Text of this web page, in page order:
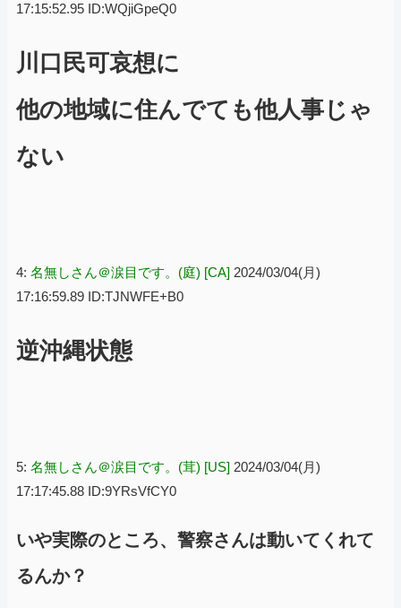
17:15:52.95 ID:WQjiGpeQ0
川口民可哀想に
他の地域に住んでても他人事じゃ
ない
4: 名無しさん＠涙目です。(庭) [CA] 2024/03/04(月)
17:16:59.89 ID:TJNWFE+B0
逆沖縄状態
5: 名無しさん＠涙目です。(茸) [US] 2024/03/04(月)
17:17:45.88 ID:9YRsVfCY0
いや実際のところ、警察さんは動いてくれて
るんか？